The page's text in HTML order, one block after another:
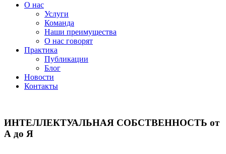
О нас
Услуги
Команда
Наши преимущества
О нас говорят
Практика
Публикации
Блог
Новости
Контакты
ИНТЕЛЛЕКТУАЛЬНАЯ СОБСТВЕННОСТЬ от
А до Я